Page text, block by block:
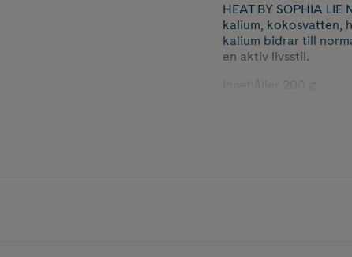
HEAT BY SOPHIA
kalium, kokosvatten,
kalium bidrar till
en aktiv livsstil.
Innehåller 200 g